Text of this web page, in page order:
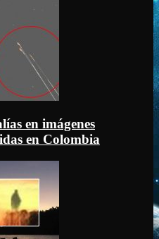
en imágenes
en Colombia